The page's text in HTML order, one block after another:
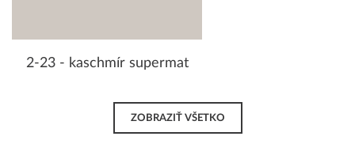
2-23 - kaschmír supermat
ZOBRAZIŤ VŠETKO